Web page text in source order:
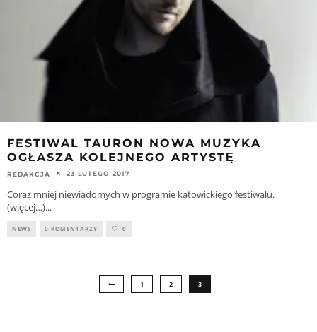
FESTIWAL TAURON NOWA MUZYKA
OGŁASZA KOLEJNEGO ARTYSTĘ
REDAKCJA 23 LUTEGO 2017
Coraz mniej niewiadomych w programie katowickiego festiwalu.
(więcej…)...
NEWS 0 KOMENTARZY 0
1 2 3